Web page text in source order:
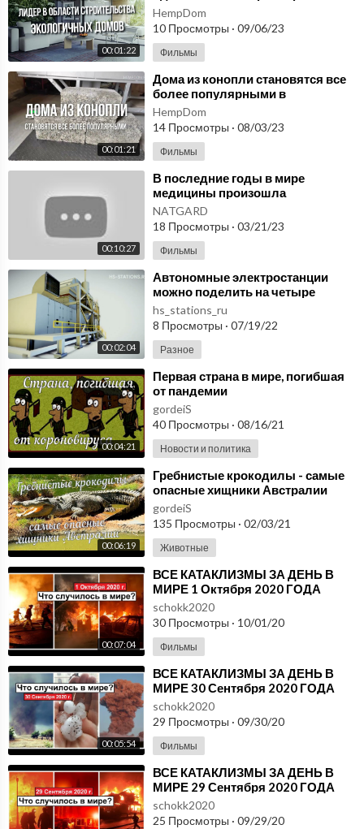
►►►https://www.youtube.com/watch?v=32yJZ5U2A-A
САМЫЕ УМНЫЕ И ДОБРЫЕ СОБАКИ
Production Music courtesy of Epidemic Sound!
https://epidemicsound.com
00:01:22
конопли!
HempDom
10 Просмотры · 09/06/23
Фильмы
00:01:21
⁣Дома из конопли становятся все
более популярными в
современном мире благодаря их
экологичности!
HempDom
14 Просмотры · 08/03/23
Фильмы
00:10:27
⁣В последние годы в мире
медицины произошла
революция благодаря
инновационным технологиям.
Микросферы
NATGARD
18 Просмотры · 03/21/23
Фильмы
00:02:04
⁣Автономные электростанции
можно поделить на четыре
большие группы hs-stations.ru
hs_stations_ru
8 Просмотры · 07/19/22
Разное
00:04:21
⁣Первая страна в мире, погибшая
от пандемии
gordeiS
40 Просмотры · 08/16/21
Новости и политика
00:06:19
⁣Гребнистые крокодилы - самые
опасные хищники Австралии
gordeiS
135 Просмотры · 02/03/21
Животные
00:07:04
⁣ВСЕ КАТАКЛИЗМЫ ЗА ДЕНЬ В
МИРЕ 1 Октября 2020 ГОДА
#ДрожьЗемли #Катаклизмы
schokk2020
30 Просмотры · 10/01/20
Фильмы
00:05:54
⁣ВСЕ КАТАКЛИЗМЫ ЗА ДЕНЬ В
МИРЕ 30 Сентября 2020 ГОДА
#ДрожьЗемли #Катаклизмы
schokk2020
29 Просмотры · 09/30/20
Фильмы
⁣ВСЕ КАТАКЛИЗМЫ ЗА ДЕНЬ В
МИРЕ 29 Сентября 2020 ГОДА
#ДрожьЗемли #Катаклизмы
schokk2020
25 Просмотры · 09/29/20